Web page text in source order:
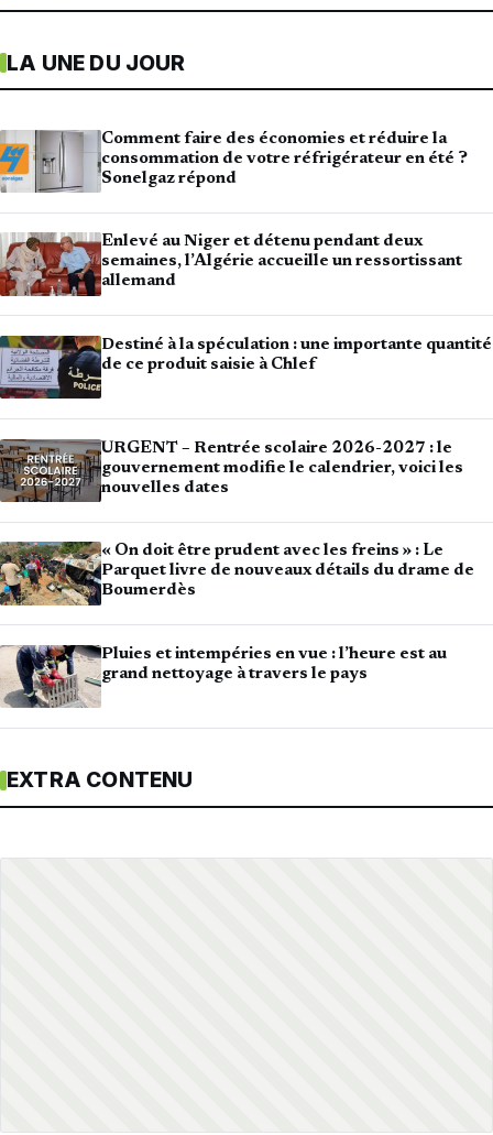
LA UNE DU JOUR
Comment faire des économies et réduire la
consommation de votre réfrigérateur en été ?
Sonelgaz répond
Enlevé au Niger et détenu pendant deux
semaines, l’Algérie accueille un ressortissant
allemand
Destiné à la spéculation : une importante quantité
de ce produit saisie à Chlef
URGENT – Rentrée scolaire 2026-2027 : le
gouvernement modifie le calendrier, voici les
nouvelles dates
« On doit être prudent avec les freins » : Le
Parquet livre de nouveaux détails du drame de
Boumerdès
Pluies et intempéries en vue : l’heure est au
grand nettoyage à travers le pays
EXTRA CONTENU